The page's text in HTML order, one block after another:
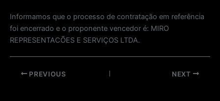
Informamos que o processo de contratação em referência
foi encerrado e o proponente vencedor é: MIRO
REPRESENTACÕES E SERVIÇOS LTDA.
Post
PREVIOUS NEXT